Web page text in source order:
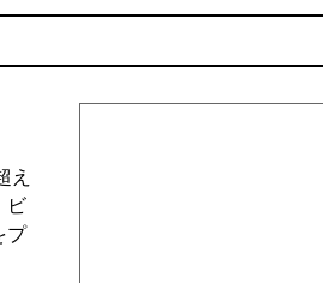
え
ビ
プ